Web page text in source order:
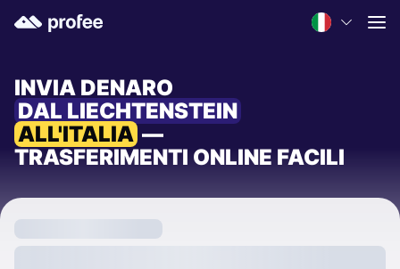
INVIA DENARO
DAL LIECHTENSTEIN
ALL'ITALIA —
TRASFERIMENTI ONLINE FACILI